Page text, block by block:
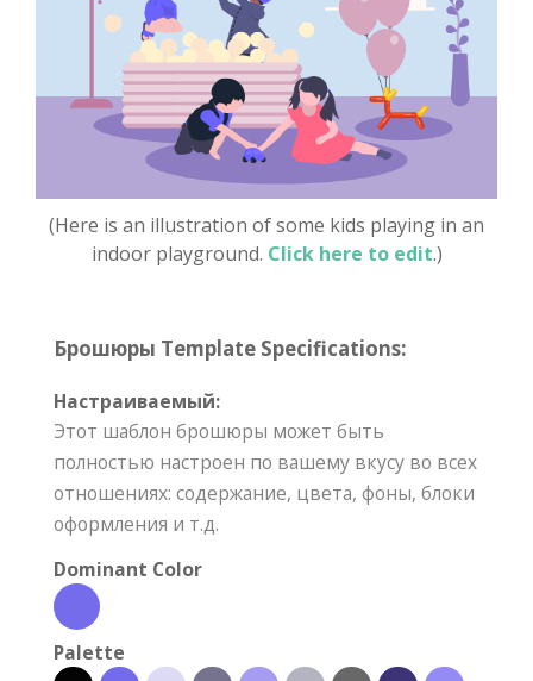
(Here is an illustration of some kids playing in an
indoor playground. Click here to edit.)
Брошюры Template Specifications:
Настраиваемый:
Этот шаблон брошюры может быть
полностью настроен по вашему вкусу во всех
отношениях: содержание, цвета, фоны, блоки
оформления и т.д.
Dominant Color
Palette